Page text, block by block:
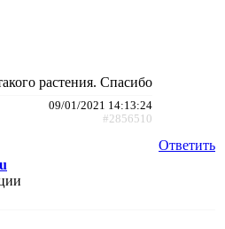
растения. Спасибо
09/01/2021 14:13:24
#2856510
Ответить